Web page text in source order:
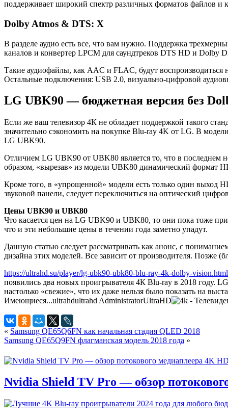
поддерживает широкий спектр различных форматов файлов
Dolby Atmos & DTS: X
В разделе аудио есть все, что вам нужно. Поддержка
каналов и конвертер LPCM для саундтреков DTS HD и Dolby
Такие аудиофайлы, как AAC и FLAC, будут
Остальные подключения: USB 2.0, визуально-цифровой
LG UBK90 — бюджетная версия без
Если же ваш телевизор 4К не обладает поддержкой такого
значительно сэкономить на покупке Blu-ray 4K от LG. В
LG UBK90.
Отличием LG UBK90 от UBK80 является то, что в
образом, «вырезав» из модели UBK80 динамический формат
Кроме того, в «упрощенной» модели есть только один выход
звуковой панели, следует переключиться на оптический
Цены UBK90 и UBK80
Что касается цен на LG UBK90 и UBK80, то они пока тоже
что и эти небольшие цены в течении года заметно упадут.
Данную статью следует рассматривать как анонс, с
дизайна этих моделей. Все зависит от производителя. Позже
https://ultrahd.su/player/lg-ubk90-ubk80-blu-ray-4k-dolby-vision.html
появились два новых проигрывателя 4К Blu-ray в 2018 году.
настолько «свежие», что их даже нельзя было показать на
Имеющиеся...ultrahdultrahd AdministratorUltraHD
« Samsung QE65Q6FN как начальная стадия QLED 2018
Samsung QE65Q9FN флагманская модель 2018 года »
Nvidia Shield TV Pro — обзор